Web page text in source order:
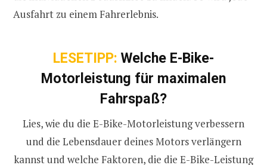
Ausfahrt zu einem Fahrerlebnis.
LESETIPP: Welche E-Bike-
Motorleistung für maximalen
Fahrspaß?
Lies, wie du die E-Bike-Motorleistung verbessern
und die Lebensdauer deines Motors verlängern
kannst und welche Faktoren, die die E-Bike-Leistung